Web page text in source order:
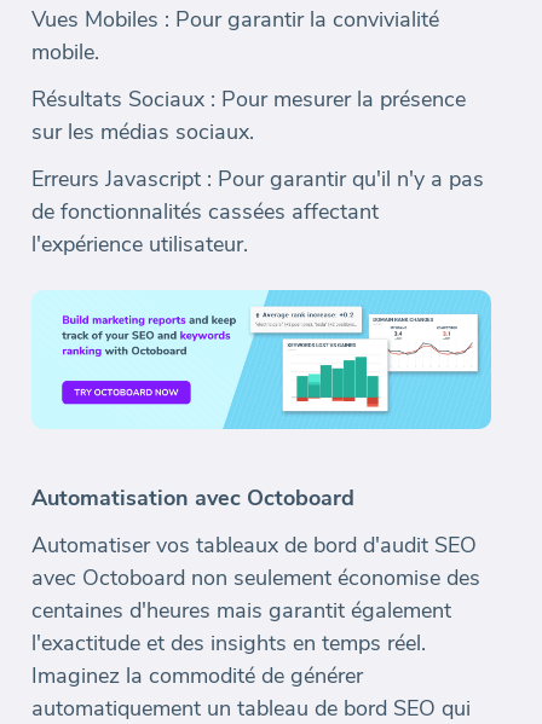
Vues Mobiles : Pour garantir la convivialité
mobile.
Résultats Sociaux : Pour mesurer la présence
sur les médias sociaux.
Erreurs Javascript : Pour garantir qu'il n'y a pas
de fonctionnalités cassées affectant
l'expérience utilisateur.
Automatisation avec Octoboard
Automatiser vos tableaux de bord d'audit SEO
avec Octoboard non seulement économise des
centaines d'heures mais garantit également
l'exactitude et des insights en temps réel.
Imaginez la commodité de générer
automatiquement un tableau de bord SEO qui